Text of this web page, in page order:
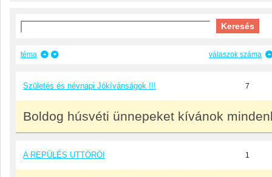
téma válaszok száma
Születés és névnapi Jókívánságok !!! 7
Boldog húsvéti ünnepeket kívánok
A REPÜLÉS UTTÖRÖI 1